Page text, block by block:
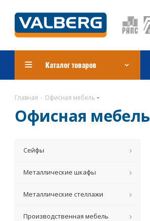
Каталог товаров
Главная - Офисная мебель
Офисная мебель
Сейфы
Металлические шкафы
Металлические стеллажи
Производственная мебель